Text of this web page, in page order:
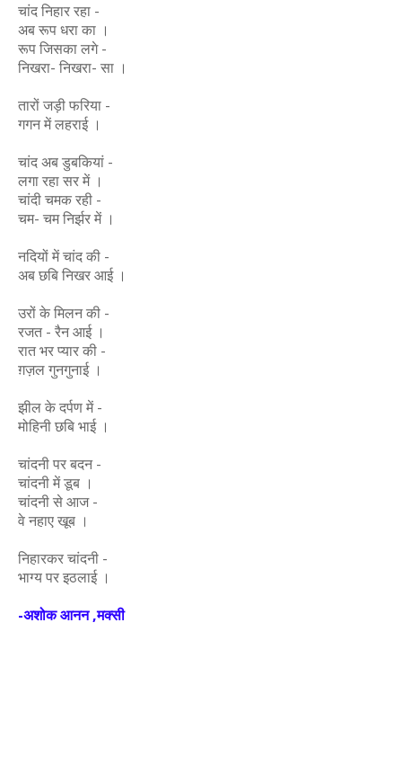
चांद निहार रहा -
अब रूप धरा का ।
रूप जिसका लगे -
निखरा- निखरा- सा ।
तारों जड़ी फरिया -
गगन में लहराई ।
चांद अब डुबकियां -
लगा रहा सर में ।
चांदी चमक रही -
चम- चम निर्झर में ।
नदियों में चांद की -
अब छबि निखर आई ।
उरों के मिलन की -
रजत - रैन आई ।
रात भर प्यार की -
ग़ज़ल गुनगुनाई ।
झील के दर्पण में -
मोहिनी छबि भाई ।
चांदनी पर बदन -
चांदनी में डूब ।
चांदनी से आज -
वे नहाए खूब ।
निहारकर चांदनी -
भाग्य पर इठलाई ।
-अशोक आनन ,मक्सी